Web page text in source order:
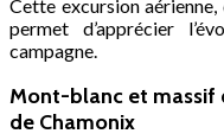
Cette excursion aérienne,
permet d’apprécier
campagne.
Mont-blanc et massif
de Chamonix